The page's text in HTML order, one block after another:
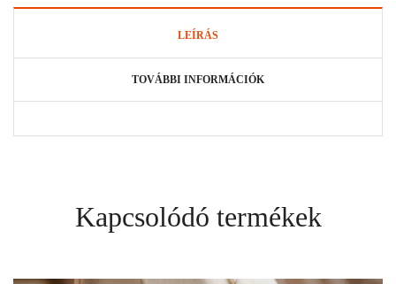
LEÍRÁS
TOVÁBBI INFORMÁCIÓK
Kapcsolódó termékek